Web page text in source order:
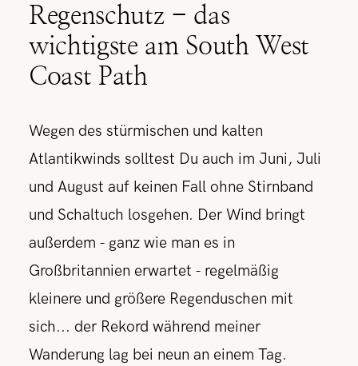
Regenschutz - das
wichtigste am South West
Coast Path
Wegen des stürmischen und kalten
Atlantikwinds solltest Du auch im Juni, Juli
und August auf keinen Fall ohne Stirnband
und Schaltuch losgehen. Der Wind bringt
außerdem - ganz wie man es in
Großbritannien erwartet - regelmäßig
kleinere und größere Regenduschen mit
sich... der Rekord während meiner
Wanderung lag bei neun an einem Tag.